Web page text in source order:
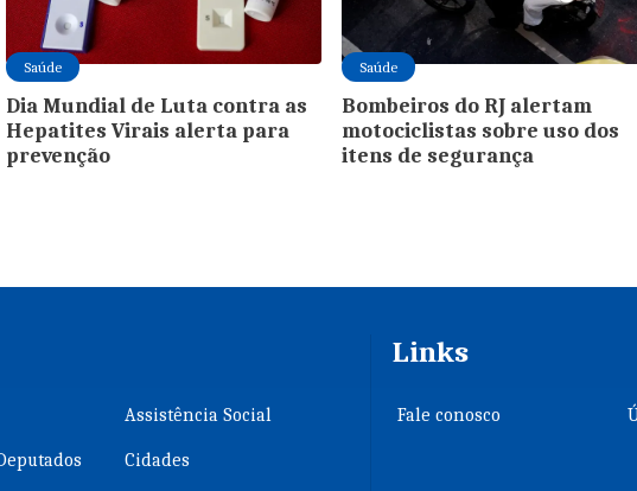
Saúde
Dia Mundial de Luta contra as
Hepatites Virais alerta para
prevenção
Saúde
Bombeiros do RJ alertam
motociclistas sobre uso dos
itens de segurança
Assistência Social
Cidades
Links
Fale conosco